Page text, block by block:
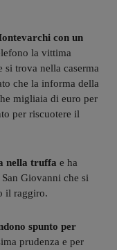
con un
la vittima
si trova nella caserma
che la informa della
migliaia di euro per
per riscuotere il
nella truffa e ha
Giovanni che si
il raggiro.
spunto per
prudenza e per